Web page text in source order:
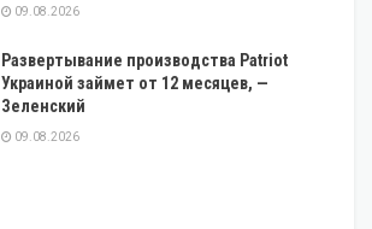
09.08.2026
Развертывание производства Patriot
Украиной займет от 12 месяцев, —
Зеленский
09.08.2026